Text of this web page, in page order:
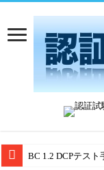
BC 1.2 DCPテス